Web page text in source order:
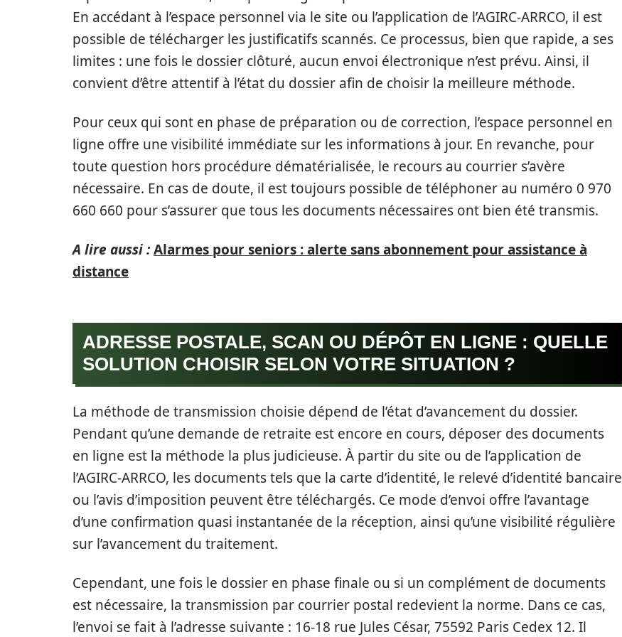
En accédant à l’espace personnel via le site ou l’application de l’AGIRC-ARRCO, il est
possible de télécharger les justificatifs scannés. Ce processus, bien que rapide, a ses
limites : une fois le dossier clôturé, aucun envoi électronique n’est prévu. Ainsi, il
convient d’être attentif à l’état du dossier afin de choisir la meilleure méthode.
Pour ceux qui sont en phase de préparation ou de correction, l’espace personnel en
ligne offre une visibilité immédiate sur les informations à jour. En revanche, pour
toute question hors procédure dématérialisée, le recours au courrier s’avère
nécessaire. En cas de doute, il est toujours possible de téléphoner au numéro 0 970
660 660 pour s’assurer que tous les documents nécessaires ont bien été transmis.
A lire aussi :Alarmes pour seniors : alerte sans abonnement pour assistance à
distance
ADRESSE POSTALE, SCAN OU DÉPÔT EN LIGNE : QUELLE
SOLUTION CHOISIR SELON VOTRE SITUATION ?
La méthode de transmission choisie dépend de l’état d’avancement du dossier.
Pendant qu’une demande de retraite est encore en cours, déposer des documents
en ligne est la méthode la plus judicieuse. À partir du site ou de l’application de
l’AGIRC-ARRCO, les documents tels que la carte d’identité, le relevé d’identité bancaire
ou l’avis d’imposition peuvent être téléchargés. Ce mode d’envoi offre l’avantage
d’une confirmation quasi instantanée de la réception, ainsi qu’une visibilité régulière
sur l’avancement du traitement.
Cependant, une fois le dossier en phase finale ou si un complément de documents
est nécessaire, la transmission par courrier postal redevient la norme. Dans ce cas,
l’envoi se fait à l’adresse suivante : 16-18 rue Jules César, 75592 Paris Cedex 12. Il